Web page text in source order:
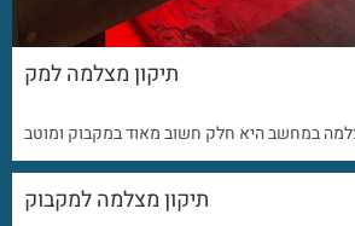
תיקון מצלמה למק
תיקון מצלמה למקבוק